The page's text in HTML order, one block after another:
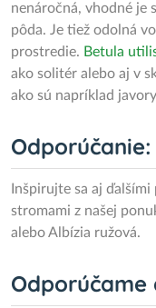
nenáročná, vhodné je
pôda. Je tiež odolná
prostredie. Betula
ako solitér alebo aj v
ako sú napríklad
Odporúčanie:
Inšpirujte sa aj
stromami z našej
alebo Albízia ružová.